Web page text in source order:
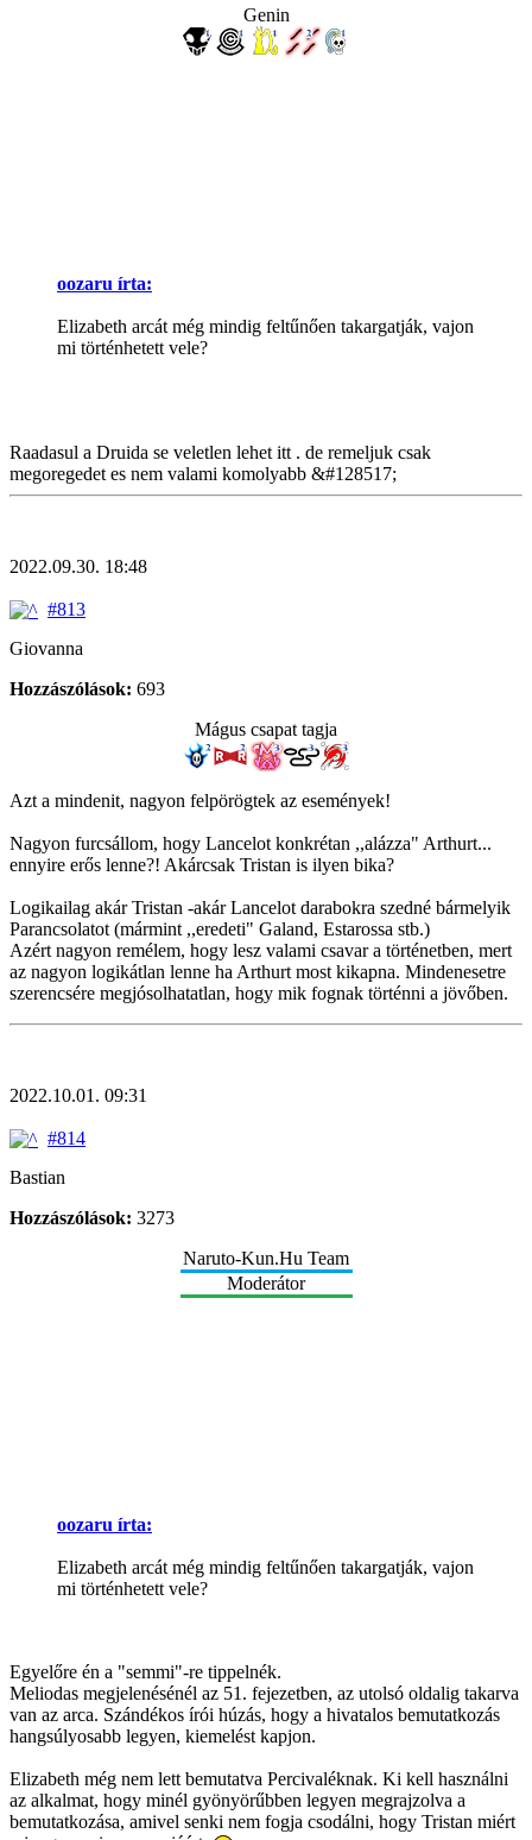
Genin
oozaru írta:
Elizabeth arcát még mindig feltűnően takargatják, vajon
mi történhetett vele?
Raadasul a Druida se veletlen lehet itt . de remeljuk csak
megoregedet es nem valami komolyabb &#128517;
2022.09.30. 18:48
#813
Giovanna
Hozzászólások: 693
Mágus csapat tagja
Azt a mindenit, nagyon felpörögtek az események!
Nagyon furcsállom, hogy Lancelot konkrétan ,,alázza" Arthurt...
ennyire erős lenne?! Akárcsak Tristan is ilyen bika?
Logikailag akár Tristan -akár Lancelot darabokra szedné bármelyik
Parancsolatot (mármint ,,eredeti" Galand, Estarossa stb.)
Azért nagyon remélem, hogy lesz valami csavar a történetben, mert
az nagyon logikátlan lenne ha Arthurt most kikapna. Mindenesetre
szerencsére megjósolhatatlan, hogy mik fognak történni a jövőben.
2022.10.01. 09:31
#814
Bastian
Hozzászólások: 3273
Naruto-Kun.Hu Team
Moderátor
oozaru írta:
Elizabeth arcát még mindig feltűnően takargatják, vajon
mi történhetett vele?
Egyelőre én a "semmi"-re tippelnék.
Meliodas megjelenésénél az 51. fejezetben, az utolsó oldalig takarva
van az arca. Szándékos írói húzás, hogy a hivatalos bemutatkozás
hangsúlyosabb legyen, kiemelést kapjon.
Elizabeth még nem lett bemutatva Percivaléknak. Ki kell használni
az alkalmat, hogy minél gyönyörűbben legyen megrajzolva a
bemutatkozása, amivel senki nem fogja csodálni, hogy Tristan miért